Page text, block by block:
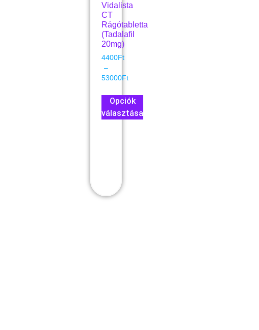
Vidalista
CT
Rágótabletta
(Tadalafil
20mg)
4400Ft
–
53000Ft
Opciók
választása